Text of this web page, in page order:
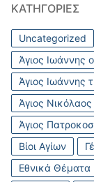
ΚΑΤΗΓΟΡΊΕΣ
Uncategorized
Άγιος Ιωάννης
Άγιος Ιωάννης
Άγιος Νικόλαος
Άγιος
Βίοι Αγίων
Εθνικά Θέματα